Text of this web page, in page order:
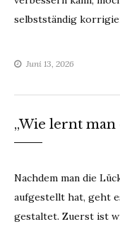
selbstständig
Juni 13, 2026
„Wie lernt man
Nachdem man die
aufgestellt hat, geht
gestaltet. Zuerst ist